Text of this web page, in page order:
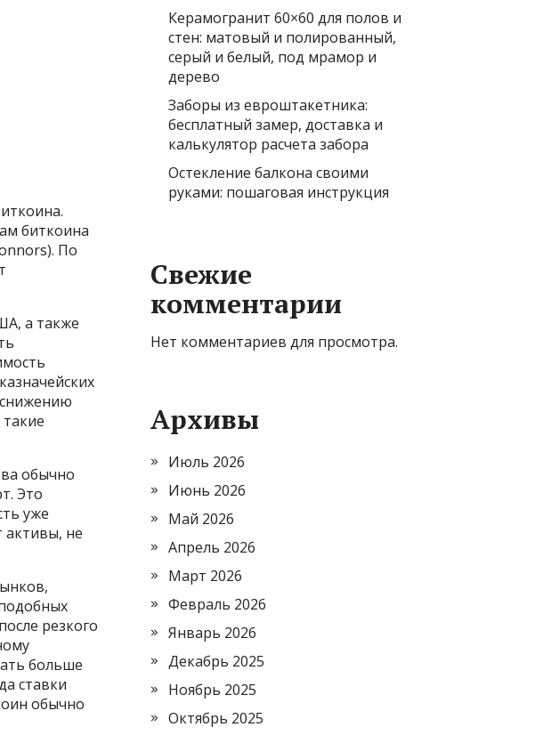
биткоина
По
а также
обычно
Это
уже
активы, не
резкого
больше
ставки
обычно
Керамогранит 60×60 для полов и
стен: матовый и полированный,
серый и белый, под мрамор и
дерево
Заборы из евроштакетника:
бесплатный замер, доставка и
калькулятор расчета забора
Остекление балкона своими
руками: пошаговая инструкция
Свежие
комментарии
Нет комментариев для просмотра.
Архивы
Июль 2026
Июнь 2026
Май 2026
Апрель 2026
Март 2026
Февраль 2026
Январь 2026
Декабрь 2025
Ноябрь 2025
Октябрь 2025